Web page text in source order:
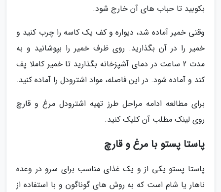
بکوبید تا حباب های آن خارج شود.
وقتی خمیر آماده شد، دیواره و کف یک کاسه را چرب کنید و
خمیر را در آن بگذارید. روی ظرف خمیر را بپوشانید و به
مدت 2 ساعت در دمای آشپزخانه بگذارید تا خمیر کاملا پف
کند و آماده شود. در این فاصله، مواد اشترودل را آماده کنید.
برای مطالعه ادامه مراحل طرز تهیه اشترودل مرغ و قارچ
روی لینک مطلب آن کلیک کنید.
پاستا پستو با مرغ و قارچ
پاستا پستو یکی از و یک غذای مناسب برای سرو در وعده
ناهار یا شام است که به روش های گوناگون و با استفاده از